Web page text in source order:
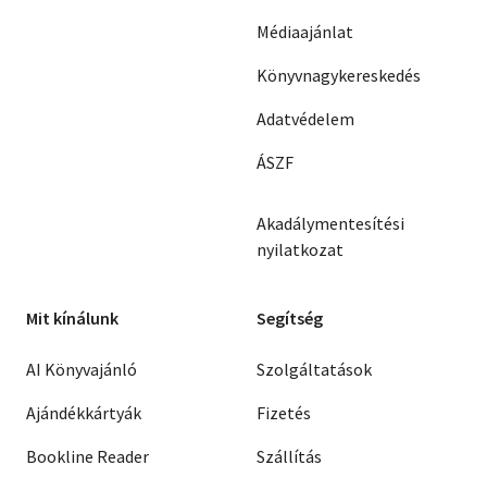
Médiaajánlat
Könyvnagykereskedés
Adatvédelem
ÁSZF
Akadálymentesítési
nyilatkozat
Mit kínálunk
AI Könyvajánló
Ajándékkártyák
Bookline Reader
Segítség
Szolgáltatások
Fizetés
Szállítás